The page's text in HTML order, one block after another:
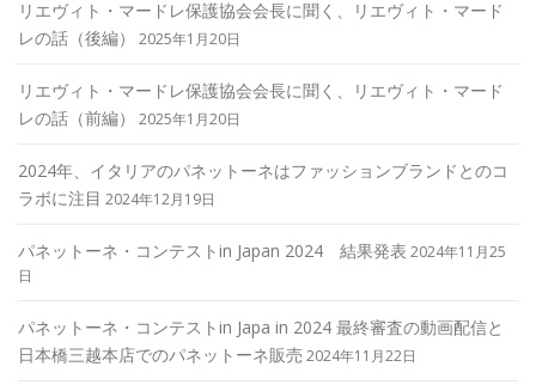
リエヴィト・マードレ保護協会会長に聞く、リエヴィト・マード
レの話（後編）
2025年1月20日
リエヴィト・マードレ保護協会会長に聞く、リエヴィト・マード
レの話（前編）
2025年1月20日
2024年、イタリアのパネットーネはファッションブランドとのコ
ラボに注目 2024年12月19日
パネットーネ・コンテストin Japan 2024 結果発表 2024年11月25
日
パネットーネ・コンテストin Japa in 2024 最終審査の動画配信と
日本橋三越本店でのパネットーネ販売 2024年11月22日